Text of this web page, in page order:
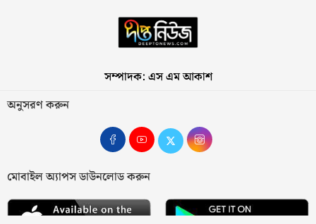
সম্পাদক: এস এম আকাশ
অনুসরণ করুন
মোবাইল অ্যাপস ডাউনলোড করুন